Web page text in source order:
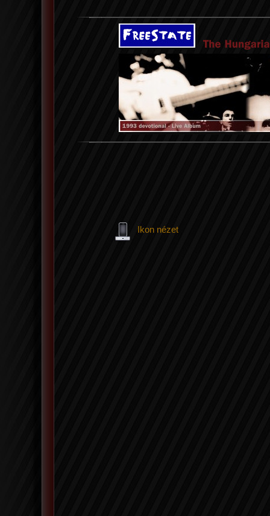
Ikon nézet